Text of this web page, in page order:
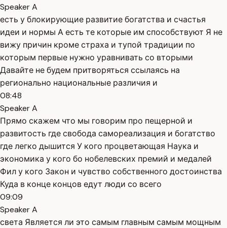
Speaker A
есть у блокирующие развитие богатства и счастья
идеи и нормы А есть те которые им способствуют Я не
вижу причин кроме страха и тупой традиции по
которым первые нужно уравнивать со вторыми
Давайте не будем притворяться ссылаясь на
регионально национальные различия и
08:48
Speaker A
Прямо скажем что мы говорим про пещерной и
развитость где свобода самореализация и богатство
где легко дышится У кого процветающая Наука и
экономика у кого бо нобелевских премий и медалей
Фил у кого Закон и чувство собственного достоинства
Куда в конце концов едут люди со всего
09:09
Speaker A
света Является ли это самым главным самым мощным